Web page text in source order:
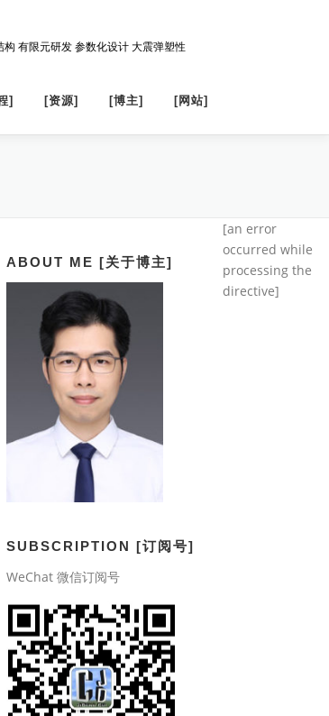
有限元研发 参数化设计 大震弹塑性
] [资源] [博主] [网站]
ABOUT ME [关于博主]
SUBSCRIPTION [订阅号]
WeChat 微信订阅号
[an error
occurred while
processing the
directive]